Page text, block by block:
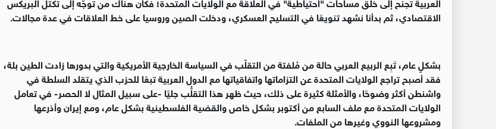
الاقتصادي، ثم بدأنا نشهد تنويعًا في التسليح العسكري، ودخلت الصين وروسيا على خط العلاقات في عدة مجالات.
بشكلٍ عام، تَبِع الربيع العربي حالة من مُلفتة من التقلّب في السياسة الخارجية الأمريكية والتي بدورها زادت الطين بلة،
فقد أصبح تراجع الولايات المتحدة عن التزاماتها واتفاقياتها مع الدول العربية تبعًا للحزب الذي يتقلد السلطة في
واشنطن أكثر وضوحًا، والأمثلة كثيرة على ذلك، حيث ظهر هذا التقلُّب جليًا -على سبيل المثال لا الحصر- في تعامل
الولايات المتحدة مع ملف السابع من أكتوبر بشكل خاص والقضية الفلسطينية بشكل عام، ومع إيران وأذرعها
ومشروعها النووي وغيرها من الملفات.